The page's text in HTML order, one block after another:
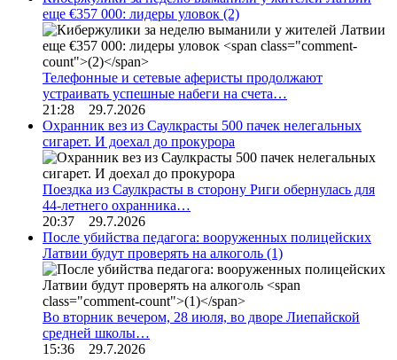
еще €357 000: лидеры уловок (2)
Телефонные и сетевые аферисты продолжают
устраивать успешные набеги на счета…
21:28 29.7.2026
Охранник вез из Саулкрасты 500 пачек нелегальных
сигарет. И доехал до прокурора
Поездка из Саулкрасты в сторону Риги обернулась для
44-летнего охранника…
20:37 29.7.2026
После убийства педагога: вооруженных полицейских
Латвии будут проверять на алкоголь (1)
Во вторник вечером, 28 июля, во дворе Лиепайской
средней школы…
15:36 29.7.2026